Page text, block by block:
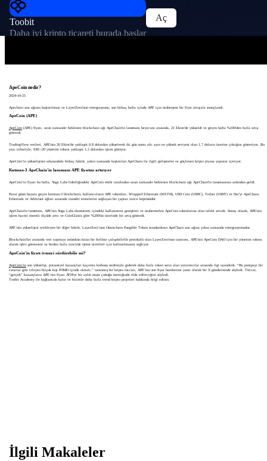
Toobit
Daha iyi kripto ticareti burada başlar
Aç
ApeCoin nedir?
2024-10-25
Apechain ana ağının başlatılması ve LayerZero'nun entegrasyonu, son birkaç hafta içinde APE için muhteşem bir fiyat artışıyla sonuçlandı.
ApeCoin (APE)
ApeCoin(APE) fiyatı, uzun zamandır beklenen blockchain ağı ApeChain'in lansmanı heyecanı arasında, 21 Ekim'de yükseldi ve geçen hafta %100'den fazla artış
gösterdi.
TradingView verileri, APE'nin 20 Ekim'de yaklaşık 0,8 dolardan yükselerek iki gün sonra altı ayın en yüksek seviyesi olan 1,7 doların üzerine çıktığını gösteriyor. Bu
yazı itibariyle, ERC-20 yönetim tokenı yaklaşık 1,2 dolardan işlem görüyor.
ApeCoin’in yükselişinin arkasındaki birkaç faktör, yakın zamanda başlatılan ApeChain ile ilgili gelişmeler ve güçlenen kripto piyasa yapısını içeriyor.
Katman-3 ApeChain'in lansmanı APE fiyatını artırıyor
ApeCoin’in fiyatı bu hafta, Yuga Labs liderliğindeki ApeCoin ekibi tarafından uzun zamandır beklenen blockchain ağı ApeChain'in lansmanının ardından geldi.
Pazar günü hayata geçen katman-3 blockchain, kullanıcıların APE tokenları, Wrapped Ethereum (WETH), USD Coin (USDC), Tether (USDT) ve Dai'yi ApeChain,
Ethereum ve Arbitrum ağları arasında transfer etmelerini sağlayan bir çapraz zincir köprüsüdür.
ApeChain'in lansmanı, APE'nin Yuga Labs ekosistemi içindeki kullanımını genişletti ve muhtemelen ApeCoin tokenlarına olan talebi artırdı. Sonuç olarak, APE'nin
işlem hacmi önemli ölçüde arttı ve CoinGlass'a göre %200'ün üzerinde bir artış gösterdi.
APE’nin yükselişini tetikleyen bir diğer faktör, LayerZero’nun Omnichain Fungible Token standardının ApeChain ana ağına yakın zamanda entegrasyonudur.
Blockchain'ler arasında veri taşımayı mümkün kılan bir birlikte çalışabilirlik protokolü olan LayerZero'nun tanıtımı, APE'nin ApeCoin DAO için bir yönetim tokenı
olarak işlev görmesini ve birden fazla zincirde işlem ücretleri için kullanılmasını sağlıyor.
ApeCoin'in fiyatı ivmeyi sürdürebilir mi?
ApeCoin’inson yükselişi, potansiyel kazançları kaçırma korkusu nedeniyle giderek daha fazla token satın alan yatırımcılar arasında ilgi uyandırdı. “Bu pompayı bir
canavar gibi izleyen birçok kişi FOMO içinde olmalı,” tanınmış bir kripto tüccarı, APE’nin son fiyat hareketine yanıt olarak bir X gönderisinde söyledi. Tüccar,
“gerçek” kazançların APE’nin fiyatı ATH'ye bir aylık mum çubuğu ürettiğinde elde edileceğini söyledi.
Toobit Academy ile bağlantıda kalın ve bizimle daha fazla trend kripto projeleri hakkında bilgi edinin.
İlgili Makaleler